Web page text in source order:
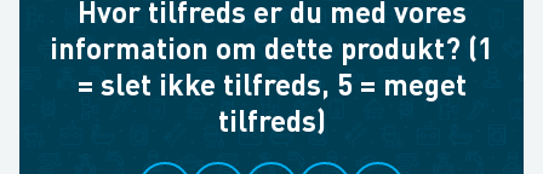
Hvor tilfreds er du med vores
information om dette produkt? (1
= slet ikke tilfreds, 5 = meget
tilfreds)